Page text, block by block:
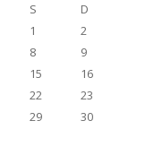
S
D
1
2
8
9
15
16
22
23
29
30